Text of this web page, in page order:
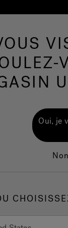
De Nage
Oui, je